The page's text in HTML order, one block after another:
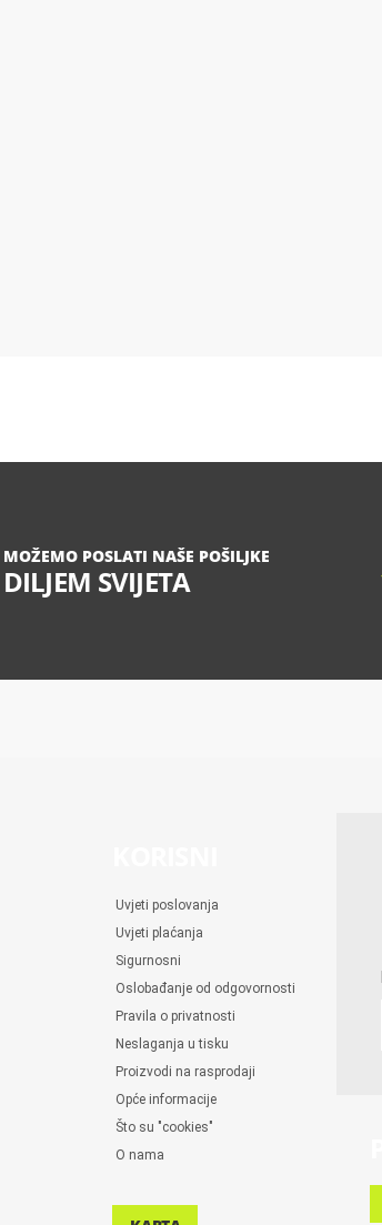
MOŽEMO POSLATI NAŠE POŠILJKE
DILJEM SVIJETA
Uvjeti poslovanja
Uvjeti plaćanja
Sigurnosni
Oslobađanje od odgovornosti
Pravila o privatnosti
Neslaganja u tisku
Proizvodi na rasprodaji
Opće informacije
Što su "cookies"
O nama